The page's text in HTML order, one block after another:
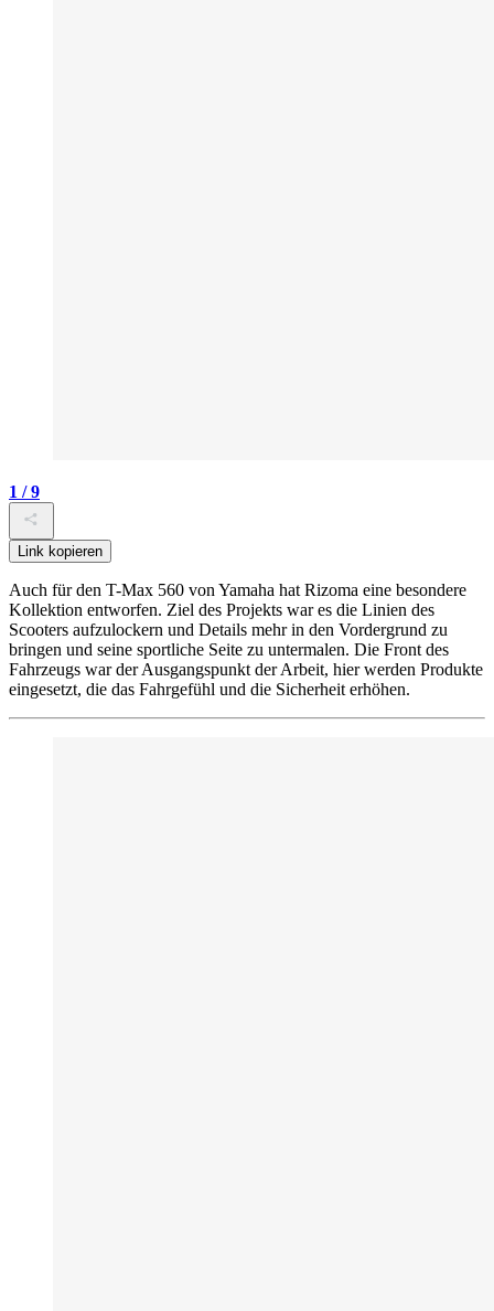
1 / 9
Link kopieren
Auch für den T-Max 560 von Yamaha hat Rizoma eine besondere
Kollektion entworfen. Ziel des Projekts war es die Linien des
Scooters aufzulockern und Details mehr in den Vordergrund zu
bringen und seine sportliche Seite zu untermalen. Die Front des
Fahrzeugs war der Ausgangspunkt der Arbeit, hier werden Produkte
eingesetzt, die das Fahrgefühl und die Sicherheit erhöhen.